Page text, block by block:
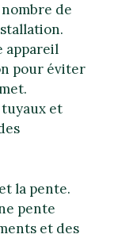
de
appareil
pour éviter
et
la pente.
pente
et des